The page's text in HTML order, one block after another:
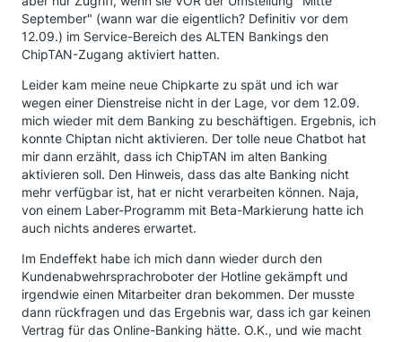
September" (wann war die eigentlich? Definitiv vor dem
12.09.) im Service-Bereich des ALTEN Bankings den
ChipTAN-Zugang aktiviert hatten.
Leider kam meine neue Chipkarte zu spät und ich war
wegen einer Dienstreise nicht in der Lage, vor dem 12.09.
mich wieder mit dem Banking zu beschäftigen. Ergebnis, ich
konnte Chiptan nicht aktivieren. Der tolle neue Chatbot hat
mir dann erzählt, dass ich ChipTAN im alten Banking
aktivieren soll. Den Hinweis, dass das alte Banking nicht
mehr verfügbar ist, hat er nicht verarbeiten können. Naja,
von einem Laber-Programm mit Beta-Markierung hatte ich
auch nichts anderes erwartet.
Im Endeffekt habe ich mich dann wieder durch den
Kundenabwehrsprachroboter der Hotline gekämpft und
irgendwie einen Mitarbeiter dran bekommen. Der musste
dann rückfragen und das Ergebnis war, dass ich gar keinen
Vertrag für das Online-Banking hätte. O.K., und wie macht